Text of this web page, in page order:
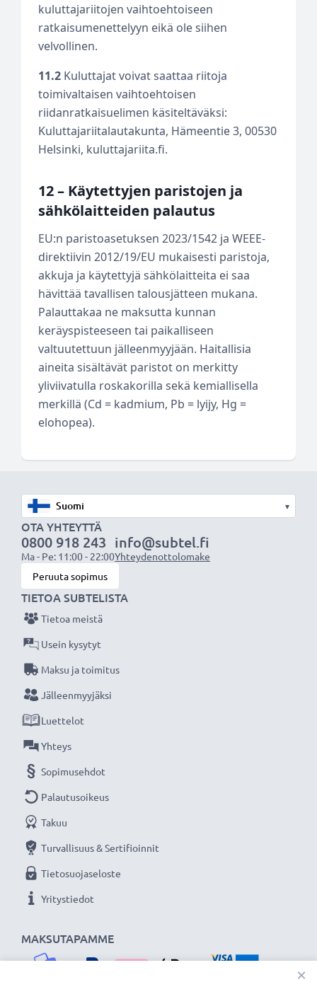
kuluttajariitojen vaihtoehtoiseen
ratkaisumenettelyyn eikä ole siihen
velvollinen.
11.2 Kuluttajat voivat saattaa riitoja
toimivaltaisen vaihtoehtoisen
riidanratkaisuelimen käsiteltäväksi:
Kuluttajariitalautakunta, Hämeentie 3, 00530
Helsinki, kuluttajariita.fi.
12 – Käytettyjen paristojen ja
sähkölaitteiden palautus
EU:n paristoasetuksen 2023/1542 ja WEEE-
direktiivin 2012/19/EU mukaisesti paristoja,
akkuja ja käytettyjä sähkölaitteita ei saa
hävittää tavallisen talousjätteen mukana.
Palauttakaa ne maksutta kunnan
keräyspisteeseen tai paikalliseen
valtuutettuun jälleenmyyjään. Haitallisia
aineita sisältävät paristot on merkitty
yliviivatulla roskakorilla sekä kemiallisella
merkillä (Cd = kadmium, Pb = lyijy, Hg =
elohopea).
▾
OTA YHTEYTTÄ
0800 918 243
Ma - Pe: 11:00 - 22:00
info@subtel.fi
Yhteydenottolomake
Peruuta sopimus
MAKSUTAPAMME
TIETOA SUBTELISTA
Tietoa meistä
Usein kysytyt
Maksu ja toimitus
Jälleenmyyjäksi
Luettelot
Yhteys
Sopimusehdot
Palautusoikeus
Takuu
Turvallisuus & Sertifioinnit
Tietosuojaseloste
Yritystiedot
×